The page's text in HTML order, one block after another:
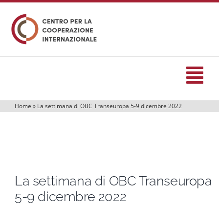
contenuto
HOME
Eventi
Home » La settimana di OBC Transeuropa 5-9 dicembre 2022
La settimana di OBC Transeuropa
5-9 dicembre 2022